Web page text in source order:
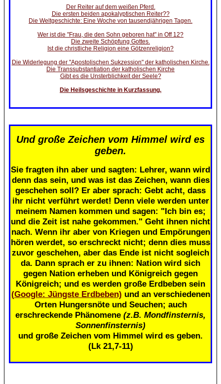
Der Reiter auf dem weißen Pferd.
Die ersten beiden apokalyptischen Reiter??
Die Weltgeschichte: Eine Woche von tausendjährigen Tagen.
Wer ist die "Frau, die den Sohn geboren hat" in Off 12?
Die zweite Schöpfung Gottes.
Ist die christliche Religion eine Götzenreligion?
Die Widerlegung der "Apostolischen Sukzession" der katholischen Kirche.
Die Transsubstantiation der katholischen Kirche
Gibt es die Unsterblichkeit der Seele?
Die Heilsgeschichte in Kurzfassung.
Und große Zeichen vom Himmel wird es
geben.
Sie fragten ihn aber und sagten: Lehrer, wann wird
denn das sein, und was ist das Zeichen, wann dies
geschehen soll? Er aber sprach: Gebt acht, dass
ihr nicht verführt werdet! Denn viele werden unter
meinem Namen kommen und sagen: "Ich bin es;
und die Zeit ist nahe gekommen." Geht ihnen nicht
nach. Wenn ihr aber von Kriegen und Empörungen
hören werdet, so erschreckt nicht; denn dies muss
zuvor geschehen, aber das Ende ist nicht sogleich
da. Dann sprach er zu ihnen: Nation wird sich
gegen Nation erheben und Königreich gegen
Königreich; und es werden große Erdbeben sein
(Google: Jüngste Erdbeben) und an verschiedenen
Orten Hungersnöte und Seuchen; auch
erschreckende Phänomene (z.B. Mondfinsternis,
Sonnenfinsternis)
und große Zeichen vom Himmel wird es geben.
(Lk 21,7-11)